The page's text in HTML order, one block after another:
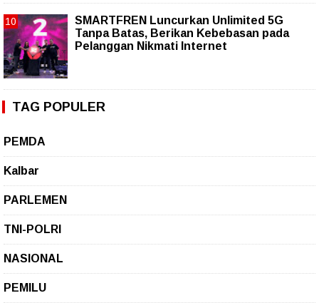
SMARTFREN Luncurkan Unlimited 5G
Tanpa Batas, Berikan Kebebasan pada
Pelanggan Nikmati Internet
TAG POPULER
PEMDA
Kalbar
PARLEMEN
TNI-POLRI
NASIONAL
PEMILU